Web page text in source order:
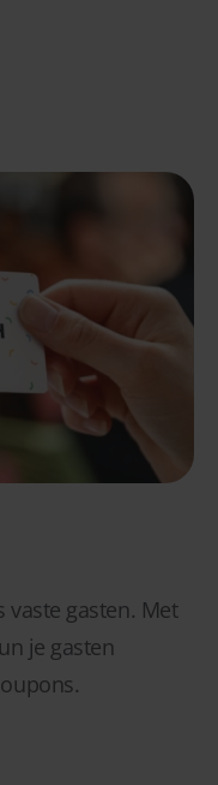
vaste gasten. Met
je gasten